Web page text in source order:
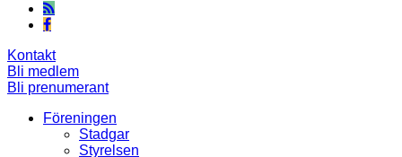
Kontakt
Bli medlem
Bli prenumerant
Föreningen
Stadgar
Styrelsen